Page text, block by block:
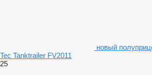
новый
Tec Tanktrailer FV2011
25